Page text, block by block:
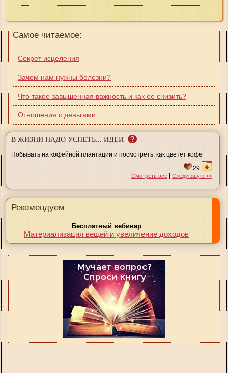
Самое читаемое:
Секрет исцеления
Зачем нам нужны болезни?
Что такое завышенная важность и как ее снизить?
Отношения с деньгами
В ЖИЗНИ НАДО УСПЕТЬ... ИДЕИ ?
Побывать на кофейной плантации и посмотреть, как цветёт кофе
29
Смотреть все | Следующую >>
Рекомендуем
Бесплатный вебинар
Материализация вещей и увеличение доходов